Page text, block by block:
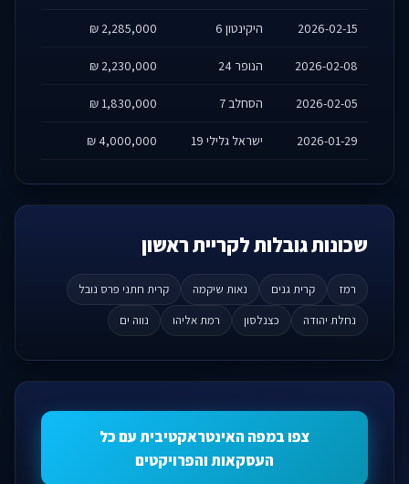
2026-02-15 היקינטון 6 2,285,000 ₪
2026-02-08 הנופר 24 2,230,000 ₪
2026-02-05 הסחלב 7 1,830,000 ₪
2026-01-29 ישראל גלילי 19 4,000,000 ₪
שכונות גובלות לקריית ראשון
רמז קרית גנים נאות שיקמה
קרית חתני פרס נובל
נחלת יהודה
כצנלסון רמת אליהו נווה ים
צפו במפה האינטראקטיבית עם כל
העסקאות והפרויקטים